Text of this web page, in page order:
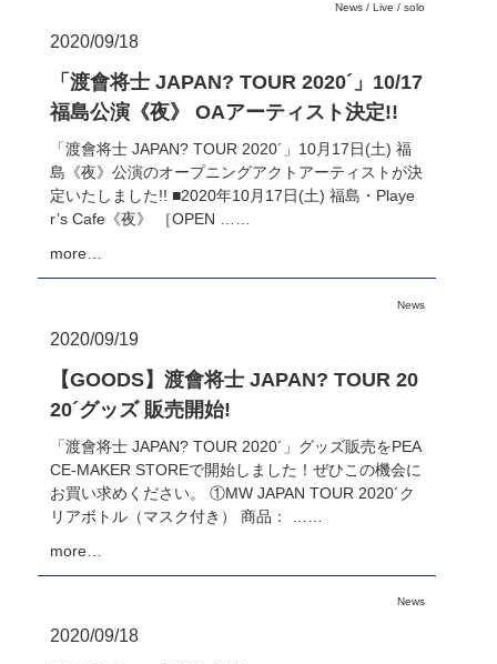
News/ Live / solo
2020/09/18
「渡會将士 JAPAN? TOUR 2020´」10/17
福島公演《夜》 OAアーティスト決定!!
「渡會将士 JAPAN? TOUR 2020´」10月17日(土) 福
島《夜》公演のオープニングアクトアーティストが決
定いたしました!! ■2020年10月17日(土) 福島・Playe
r’s Cafe《夜》 ［OPEN ……
more…
News
2020/09/19
【GOODS】渡會将士 JAPAN? TOUR 20
20´グッズ 販売開始!
「渡會将士 JAPAN? TOUR 2020´」グッズ販売をPEA
CE-MAKER STOREで開始しました！ぜひこの機会に
お買い求めください。 ①MW JAPAN TOUR 2020´ク
リアボトル（マスク付き） 商品： ……
more…
News
2020/09/18